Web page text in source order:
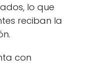
lo que
reciban la
con